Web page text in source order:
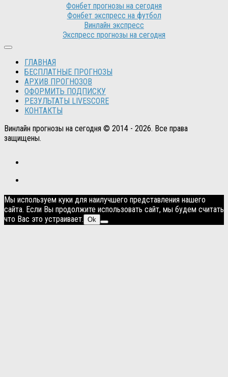
Фонбет прогнозы на сегодня
Фонбет экспресс на футбол
Винлайн экспресс
Экспресс прогнозы на сегодня
ГЛАВНАЯ
БЕСПЛАТНЫЕ ПРОГНОЗЫ
АРХИВ ПРОГНОЗОВ
ОФОРМИТЬ ПОДПИСКУ
РЕЗУЛЬТАТЫ LIVESCORE
КОНТАКТЫ
Винлайн прогнозы на сегодня © 2014 - 2026. Все права
защищены.
Мы используем куки для наилучшего представления нашего
сайта. Если Вы продолжите использовать сайт, мы будем считать
что Вас это устраивает. Ok